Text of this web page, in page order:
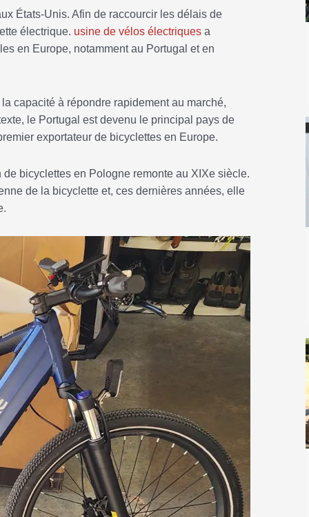
États-Unis. Afin de raccourcir les délais de
électrique. usine de vélos électriques a
en Europe, notamment au Portugal et en
capacité à répondre rapidement au marché,
le Portugal est devenu le principal pays de
exportateur de bicyclettes en Europe.
bicyclettes en Pologne remonte au XIXe siècle.
de la bicyclette et, ces dernières années, elle